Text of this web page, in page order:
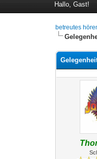
Hallo, Gast!
betreutes